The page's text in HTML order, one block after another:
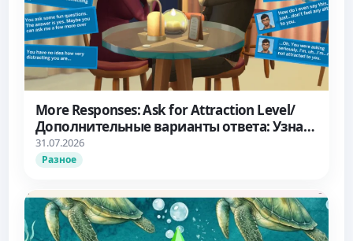
More Responses: Ask for Attraction Level/
Дополнительные варианты ответа: Узнать
об уровне влечения
31.07.2026
Разное